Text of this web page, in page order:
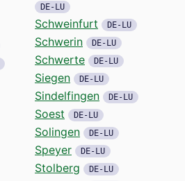
DE-LU
Schweinfurt DE-LU
Schwerin DE-LU
Schwerte DE-LU
Siegen DE-LU
Sindelfingen DE-LU
Soest DE-LU
Solingen DE-LU
Speyer DE-LU
Stolberg DE-LU